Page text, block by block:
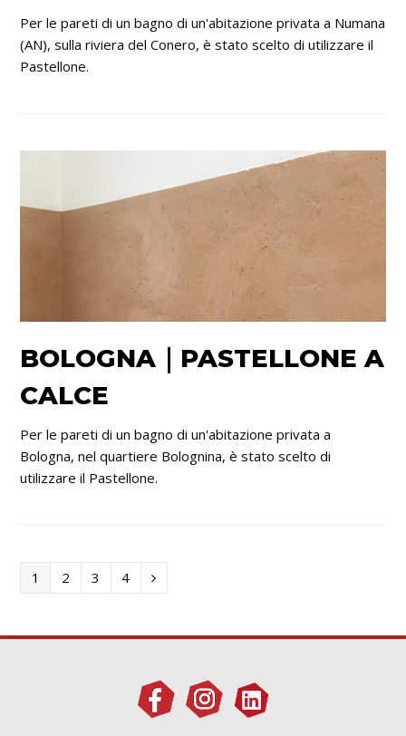
Per le pareti di un bagno di un'abitazione privata a Numana
(AN), sulla riviera del Conero, è stato scelto di utilizzare il
Pastellone.
BOLOGNA｜PASTELLONE A
CALCE
Per le pareti di un bagno di un'abitazione privata a
Bologna, nel quartiere Bolognina, è stato scelto di
utilizzare il Pastellone.
Titoli
1 Titoli
2 Titoli
3 Titoli
4 Successivo/Precedente